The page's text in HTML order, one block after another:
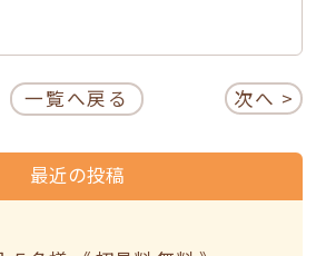
一覧へ戻る 次へ >
最近の投稿